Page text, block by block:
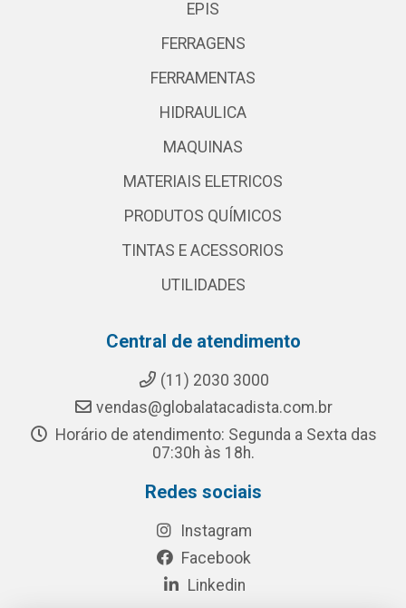
EPIS
FERRAGENS
FERRAMENTAS
HIDRAULICA
MAQUINAS
MATERIAIS ELETRICOS
PRODUTOS QUÍMICOS
TINTAS E ACESSORIOS
UTILIDADES
Central de atendimento
(11) 2030 3000
vendas@globalatacadista.com.br
Horário de atendimento: Segunda a Sexta das
07:30h às 18h.
Redes sociais
Instagram
Facebook
Linkedin